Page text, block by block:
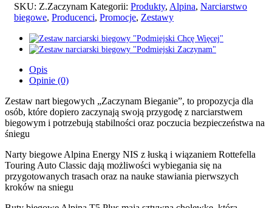
SKU: Z.Zaczynam Kategorii: Produkty, Alpina, Narciarstwo
biegowe, Producenci, Promocje, Zestawy
Opis
Opinie (0)
Zestaw nart biegowych „Zaczynam Bieganie”, to propozycja dla
osób, które dopiero zaczynają swoją przygodę z narciarstwem
biegowym i potrzebują stabilności oraz poczucia bezpieczeństwa na
śniegu
Narty biegowe Alpina Energy NIS z łuską i wiązaniem Rottefella
Touring Auto Classic dają możliwości wybiegania się na
przygotowanych trasach oraz na nauke stawiania pierwszych
kroków na sniegu